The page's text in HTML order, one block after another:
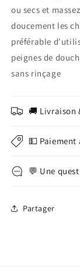
ou secs et
doucement les
préférable
peignes de
sans rinçage
🚚 Livraison
💵
💬 Une
Partager